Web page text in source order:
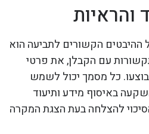
והראיות
ההיבטים הקשורים לתביעה הוא
עם הקבלן, את פרטי
כל מסמך יכול לשמש
באיסוף מידע ותיעוד
להצלחה בעת הצגת המקרה